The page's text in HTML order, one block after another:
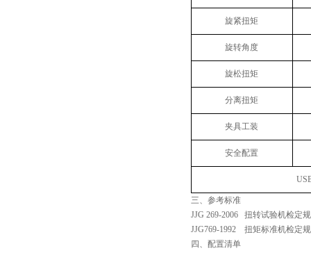
旋紧扭矩
旋转角度
旋松扭矩
分离扭矩
夹具工装
安全配置
三、 参考标准
JJG 269-2006 扭转试验机检定
JJG769-1992 扭矩标准机检定
四、配置清单